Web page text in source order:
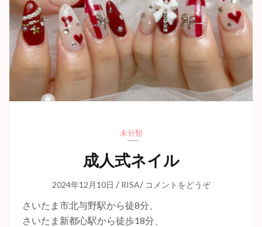
す)
未分類
成人式ネイル
2024年12月10日 / RISA/ コメントをどうぞ
さいたま市北与野駅から徒8分、
さいたま新都心駅から徒歩18分、